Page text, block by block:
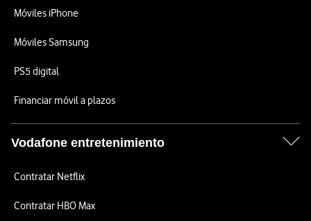
Móviles iPhone
Móviles Samsung
PS5 digital
Financiar móvil a plazos
Vodafone entretenimiento
Contratar Netflix
Contratar HBO Max